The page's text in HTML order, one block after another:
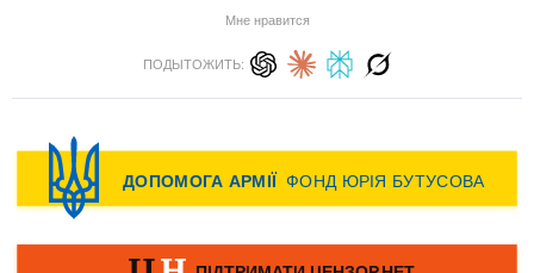
Мне нравится
ПОДЫТОЖИТЬ: